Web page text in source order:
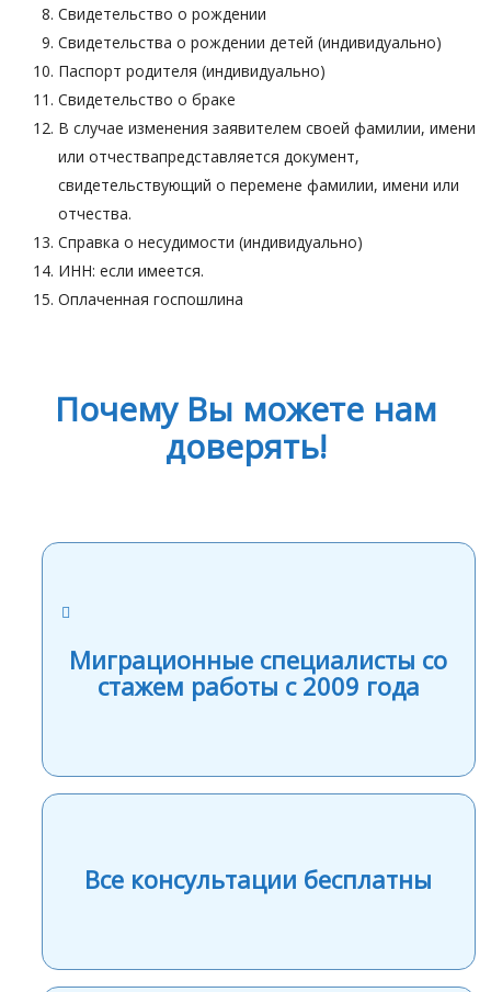
Свидетельство о рождении
Свидетельства о рождении детей (индивидуально)
Паспорт родителя (индивидуально)
Свидетельство о браке
В случае изменения заявителем своей фамилии, имени
или отчествапредставляется документ,
свидетельствующий о перемене фамилии, имени или
отчества.
Справка о несудимости (индивидуально)
ИНН: если имеется.
Оплаченная госпошлина
Почему Вы можете нам
доверять!
Миграционные специалисты со
стажем работы с 2009 года
Все консультации бесплатны